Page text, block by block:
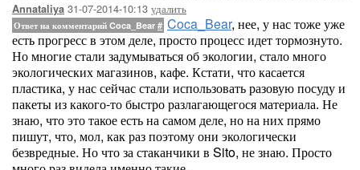
Annataliya 31-07-2014-10:13 удалить
Ответ на комментарий Coca_Bear # Coca_Bear, нее, у нас тоже уже
есть прогресс в этом деле, просто процесс идет тормознуто.
Но многие стали задумываться об экологии, стало много
экологических магазинов, кафе. Кстати, что касается
пластика, у нас сейчас стали использовать разовую посуду и
пакеты из какого-то быстро разлагающегося материала. Не
знаю, что это такое есть на самом деле, но на них прямо
пишут, что, мол, как раз поэтому они экологически
безвредные. Но что за стаканчики в Sito, не знаю. Просто